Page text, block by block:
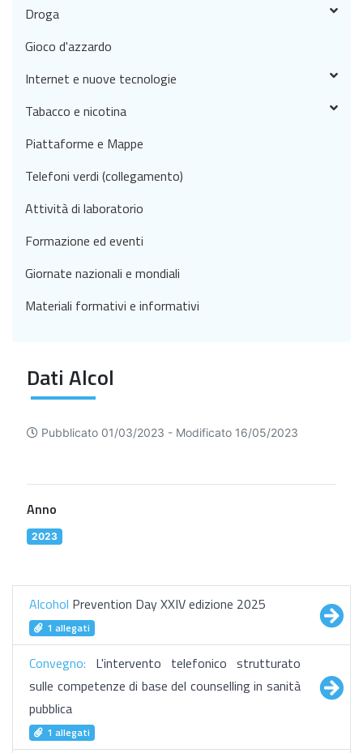
Dati Alcol
Pubblicato 01/03/2023 - Modificato 16/05/2023
Anno
2023
Alcohol Prevention Day XXIV edizione 2025
1 allegati
Convegno: L'intervento telefonico strutturato
sulle competenze di base del counselling in sanità
pubblica
1 allegati
Droga
Gioco d'azzardo
Internet e nuove tecnologie
Tabacco e nicotina
Piattaforme e Mappe
Telefoni verdi (collegamento)
Attività di laboratorio
Formazione ed eventi
Giornate nazionali e mondiali
Materiali formativi e informativi